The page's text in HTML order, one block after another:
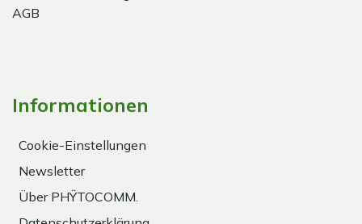
AGB
Informationen
Cookie-Einstellungen
Newsletter
Über PHŸTOCOMM.